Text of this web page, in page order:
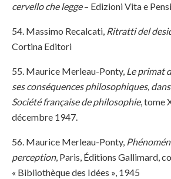
cervello che legge– Edizioni Vita e
54. Massimo Recalcati, Ritratti del
Cortina Editori
55. Maurice Merleau-Ponty, Le primat
ses conséquences philosophiques,
Société française de philosophie, tome
décembre 1947.
56. Maurice Merleau-Ponty,
perception, Paris, Éditions Gallimard,
« Bibliothèque des Idées », 1945